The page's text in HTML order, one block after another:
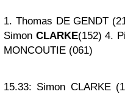
1. Thomas DE GENDT
Simon CLARKE(152) 4.
MONCOUTIE (061)
15.33: Simon CLARKE